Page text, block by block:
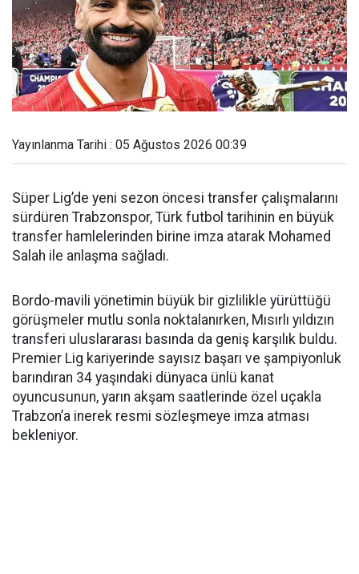
Yayınlanma Tarihi : 05 Ağustos 2026 00:39
Süper Lig’de yeni sezon öncesi transfer çalışmalarını
sürdüren Trabzonspor, Türk futbol tarihinin en büyük
transfer hamlelerinden birine imza atarak Mohamed
Salah ile anlaşma sağladı.
Bordo-mavili yönetimin büyük bir gizlilikle yürüttüğü
görüşmeler mutlu sonla noktalanırken, Mısırlı yıldızın
transferi uluslararası basında da geniş karşılık buldu.
Premier Lig kariyerinde sayısız başarı ve şampiyonluk
barındıran 34 yaşındaki dünyaca ünlü kanat
oyuncusunun, yarın akşam saatlerinde özel uçakla
Trabzon’a inerek resmi sözleşmeye imza atması
bekleniyor.